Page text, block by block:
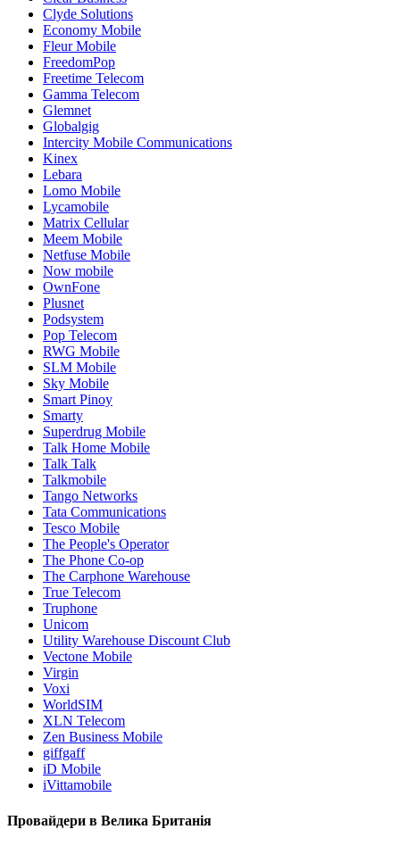
Clyde Solutions
Economy Mobile
Fleur Mobile
FreedomPop
Freetime Telecom
Gamma Telecom
Glemnet
Globalgig
Intercity Mobile Communications
Kinex
Lebara
Lomo Mobile
Lycamobile
Matrix Cellular
Meem Mobile
Netfuse Mobile
Now mobile
OwnFone
Plusnet
Podsystem
Pop Telecom
RWG Mobile
SLM Mobile
Sky Mobile
Smart Pinoy
Smarty
Superdrug Mobile
Talk Home Mobile
Talk Talk
Talkmobile
Tango Networks
Tata Communications
Tesco Mobile
The People's Operator
The Phone Co-op
The Carphone Warehouse
True Telecom
Truphone
Unicom
Utility Warehouse Discount Club
Vectone Mobile
Virgin
Voxi
WorldSIM
XLN Telecom
Zen Business Mobile
giffgaff
iD Mobile
iVittamobile
Провайдери в Велика Британія